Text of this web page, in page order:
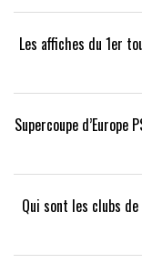
Les affiches du 1er
Supercoupe
Qui sont les clubs